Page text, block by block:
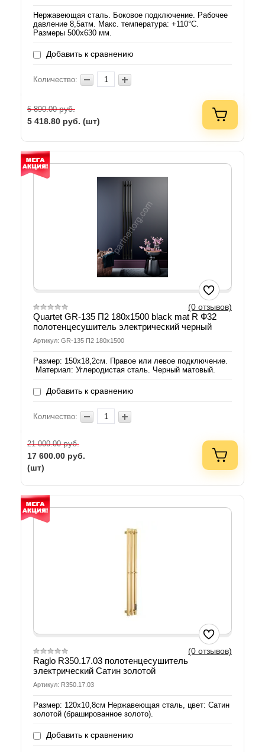
Нержавеющая сталь. Боковое подключение. Рабочее
давление 8,5атм. Макс. температура: +110°C.
Размеры 500х630 мм.
Добавить к сравнению
Количество:
5 890.00руб.
5 418.80 руб. (шт)
(0 отзывов)
Quartet GR-135 П2 180x1500 black mat R Ф32
полотенцесушитель электрический черный
Артикул: GR-135 П2 180x1500
Размер: 150х18,2см. Правое или левое подключение.
Материал: Углеродистая сталь. Черный матовый.
Добавить к сравнению
Количество:
21 000.00руб.
17 600.00 руб.
(шт)
(0 отзывов)
Raglo R350.17.03 полотенцесушитель
электрический Сатин золотой
Артикул: R350.17.03
Размер: 120х10,8см Нержавеющая сталь, цвет: Сатин
золотой (брашированное золото).
Добавить к сравнению